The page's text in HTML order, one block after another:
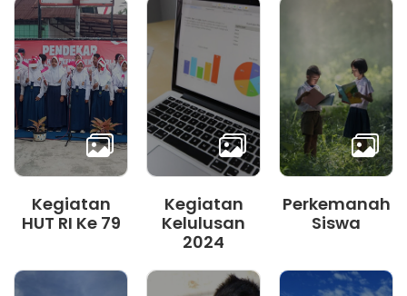
Kegiatan
HUT RI Ke 79
Kegiatan
Kelulusan
2024
Perkemanah
Siswa